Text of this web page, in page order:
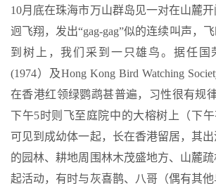
10月底在珠海市万山群岛见一对在山麓
迥飞翔，发出“gag-gag”似的连续叫声，
到树上，我们采到一只雄鸟。据任国
(1974）及Hong Kong Bird Watching
在香港红领绿鹦鹉甚普遍，习性很有规
下午5时则飞至庭院中的大榕树上（下
可见到成幼体一起，长在香港留居，其
的园林、耕地周围林木茂盛地方、山麓
起活动，有时与灰喜鹊、八哥（偶有其他